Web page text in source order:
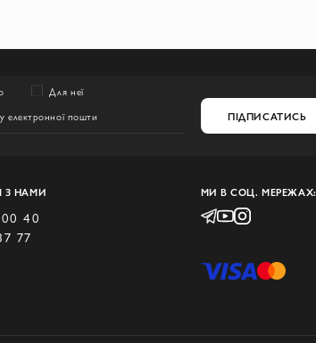
Для неї
ПІДПИСАТИСЬ
З НАМИ
40
77
МИ В СОЦ. МЕРЕЖАХ: